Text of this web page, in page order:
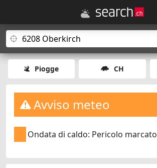
Piogge CH
Avviso meteo
Ondata di caldo: Pericolo marcato